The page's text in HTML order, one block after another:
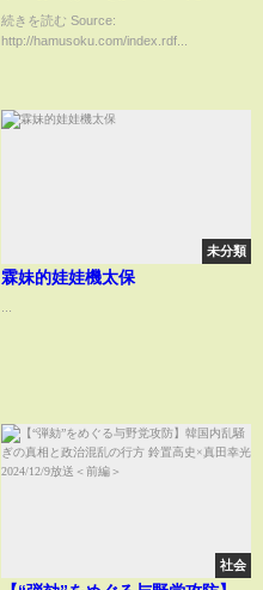
イ ローションか哺乳瓶を持っ
ていた疑惑が出て”本物”感が出
続きを読む Source:
http://hamusoku.com/index.rdf...
未分類
霖妹的娃娃機太保
社会